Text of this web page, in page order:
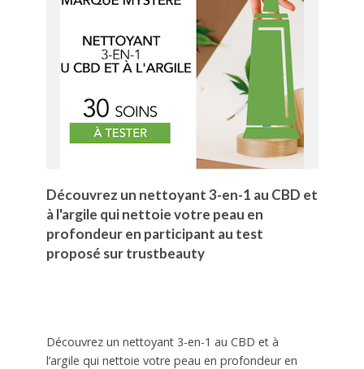
Découvrez un nettoyant 3-en-1 au CBD et
à l'argile qui nettoie votre peau en
profondeur en participant au test
proposé sur trustbeauty
Découvrez un nettoyant 3-en-1 au CBD et à
l’argile qui nettoie votre peau en profondeur en